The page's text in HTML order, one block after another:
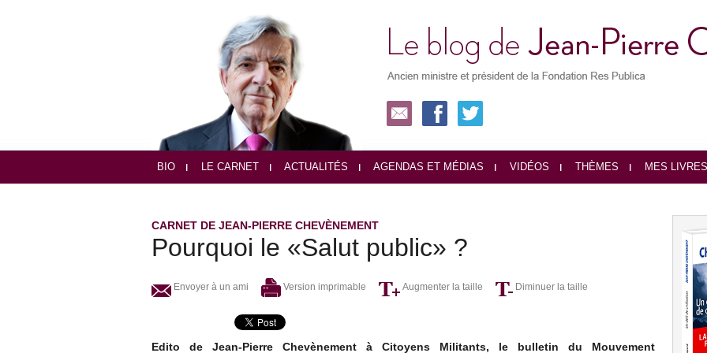
BIO LE CARNET ACTUALITÉS AGENDAS ET MÉDIAS VIDÉOS THÈMES MES LIVRES
CARNET DE JEAN-PIERRE CHEVÈNEMENT
Pourquoi le «Salut public» ?
Envoyer à un ami Version imprimable Augmenter la taille Diminuer la taille
Edito de Jean-Pierre Chevènement à Citoyens Militants, le bulletin du Mouvement